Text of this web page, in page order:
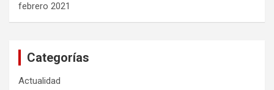
febrero 2021
Categorías
Actualidad